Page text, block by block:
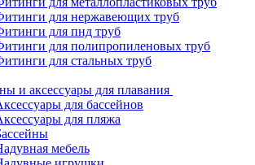
для нержавеющих труб
для пнд труб
для полипропиленовых труб
для стальных труб
и аксессуары для плавания
для бассейнов
для пляжа
мебель